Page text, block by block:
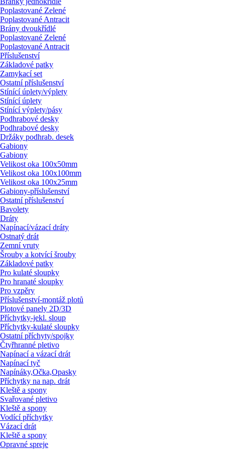
Poplastované Zelené
Poplastované Antracit
Brány dvoukřídlé
Poplastované Zelené
Poplastované Antracit
Příslušenství
Základové patky
Zamykací set
Ostatní příslušenství
Stínící úplety/výplety
Stínící úplety
Stínící výplety/pásy
Podhrabové desky
Podhrabové desky
Držáky podhrab. desek
Gabiony
Gabiony
Velikost oka 100x50mm
Velikost oka 100x100mm
Velikost oka 100x25mm
Gabiony-příslušenství
Ostatní příslušenství
Bavolety
Dráty
Napínací/vázací dráty
Ostnatý drát
Zemní vruty
Šrouby a kotvící šrouby
Základové patky
Pro kulaté sloupky
Pro hranaté sloupky
Pro vzpěry
Příslušenství-montáž plotů
Plotové panely 2D/3D
Příchytky-jekl. sloup
Příchytky-kulaté sloupky
Ostatní příchyty/spojky
Čtyřhranné pletivo
Napínací a vázací drát
Napínací tyč
Napínáky,Očka,Opasky
Příchytky na nap. drát
Kleště a spony
Svařované pletivo
Kleště a spony
Vodící příchytky
Vázací drát
Kleště a spony
Opravné spreje